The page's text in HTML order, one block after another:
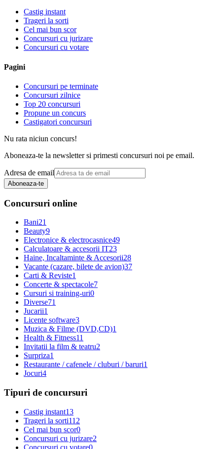
Castig instant
Trageri la sorti
Cel mai bun scor
Concursuri cu jurizare
Concursuri cu votare
Pagini
Concursuri pe terminate
Concursuri zilnice
Top 20 concursuri
Propune un concurs
Castigatori concursuri
Nu rata niciun concurs!
Aboneaza-te la newsletter si primesti concursuri noi pe email.
Adresa de email
Aboneaza-te
Concursuri online
Bani21
Beauty9
Electronice & electrocasnice49
Calculatoare & accesorii IT23
Haine, Incaltaminte & Accesorii28
Vacante (cazare, bilete de avion)37
Carti & Reviste1
Concerte & spectacole7
Cursuri si training-uri0
Diverse71
Jucarii1
Licente software3
Muzica & Filme (DVD,CD)1
Health & Fitness11
Invitatii la film & teatru2
Surpriza1
Restaurante / cafenele / cluburi / baruri1
Jocuri4
Tipuri de concursuri
Castig instant13
Trageri la sorti112
Cel mai bun scor0
Concursuri cu jurizare2
Concursuri cu votare0